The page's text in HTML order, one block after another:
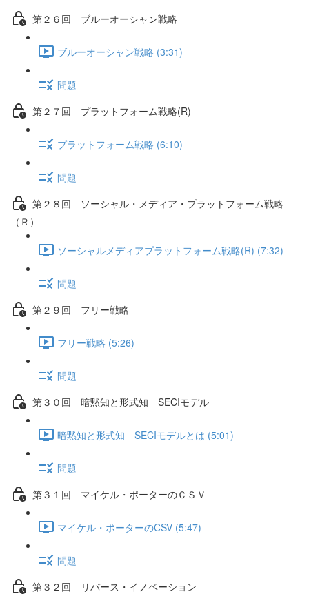
第２６回 ブルーオーシャン戦略
ブルーオーシャン戦略 (3:31)
問題
第２７回 プラットフォーム戦略(R)
プラットフォーム戦略 (6:10)
問題
第２８回 ソーシャル・メディア・プラットフォーム戦略
（Ｒ）
ソーシャルメディアプラットフォーム戦略(R) (7:32)
問題
第２９回 フリー戦略
フリー戦略 (5:26)
問題
第３０回 暗黙知と形式知 SECIモデル
暗黙知と形式知 SECIモデルとは (5:01)
問題
第３１回 マイケル・ポーターのＣＳＶ
マイケル・ポーターのCSV (5:47)
問題
第３２回 リバース・イノベーション